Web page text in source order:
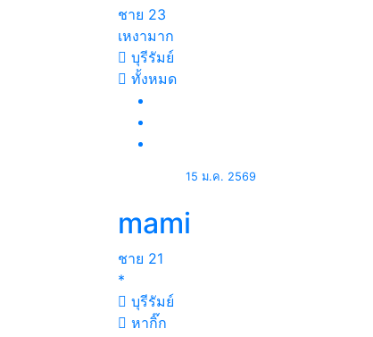
ชาย 23
เหงามาก
บุรีรัมย์
ทั้งหมด
15 ม.ค. 2569
mami
ชาย 21
*
บุรีรัมย์
หากิ๊ก